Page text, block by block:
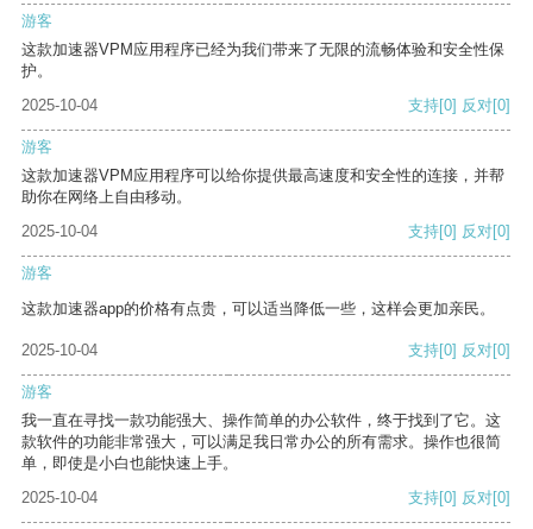
游客
这款加速器VPM应用程序已经为我们带来了无限的流畅体验和安全性保
护。
2025-10-04
支持[0] 反对[0]
游客
这款加速器VPM应用程序可以给你提供最高速度和安全性的连接，并帮
助你在网络上自由移动。
2025-10-04
支持[0] 反对[0]
游客
这款加速器app的价格有点贵，可以适当降低一些，这样会更加亲民。
2025-10-04 支持[0] 反对[0]
游客
我一直在寻找一款功能强大、操作简单的办公软件，终于找到了它。这
款软件的功能非常强大，可以满足我日常办公的所有需求。操作也很简
单，即使是小白也能快速上手。
2025-10-04
支持[0] 反对[0]